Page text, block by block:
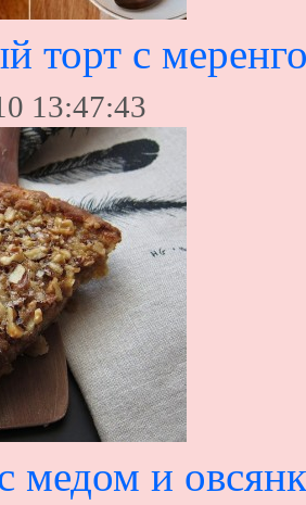
торт с
13:47:43
медом и